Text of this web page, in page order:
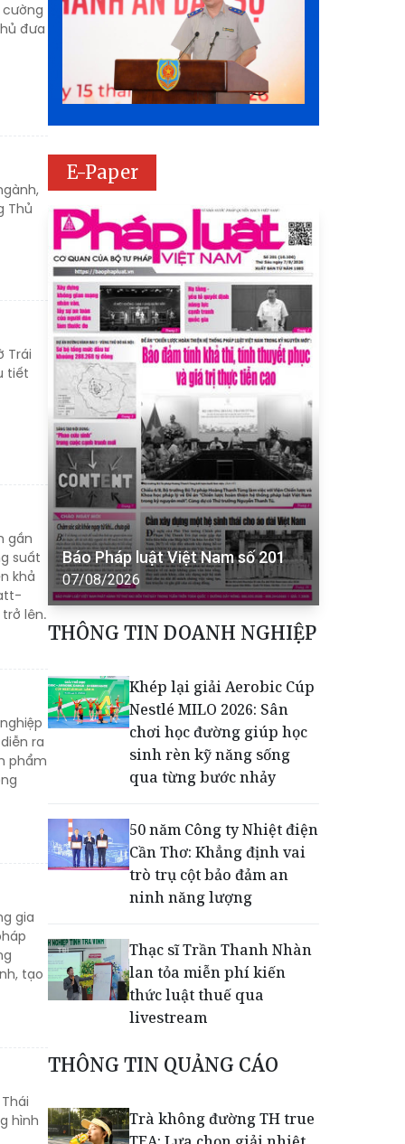
cường
đưa
Thủ
Trái
tiết
gần
suất
khả
lên.
ra
phẩm
gia
tạo
hình
E-Paper
Báo Pháp luật Việt Nam số 201
07/08/2026
THÔNG TIN DOANH NGHIỆP
Khép lại giải Aerobic Cúp
Nestlé MILO 2026: Sân
chơi học đường giúp học
sinh rèn kỹ năng sống
qua từng bước nhảy
50 năm Công ty Nhiệt điện
Cần Thơ: Khẳng định vai
trò trụ cột bảo đảm an
ninh năng lượng
Thạc sĩ Trần Thanh Nhàn
lan tỏa miễn phí kiến
thức luật thuế qua
livestream
Giải mã bộ 3 trụ cột giúp
Top 10 Ngân hàng tư
nhân uy tín
THÔNG TIN QUẢNG CÁO
Trà không đường TH true